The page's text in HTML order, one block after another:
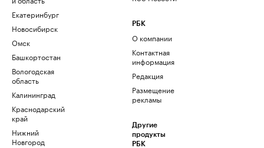
Екатеринбург
Новосибирск
Омск
Башкортостан
Вологодская
область
Калининград
Краснодарский
край
Нижний
Новгород
РБК
О компании
Контактная
информация
Редакция
Размещение
рекламы
Другие
продукты
РБК